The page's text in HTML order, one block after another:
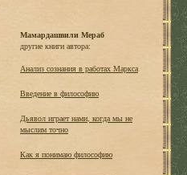
Мамардашвили Мераб
другие книги автора:
Анализ сознания в работах Маркса
Введение в философию
Дьявол играет нами, когда мы не
мыслим точно
Как я понимаю философию